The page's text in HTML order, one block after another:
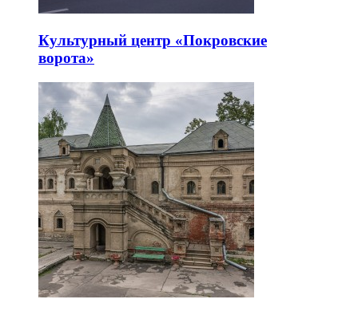
Культурный центр «Покровские
ворота»